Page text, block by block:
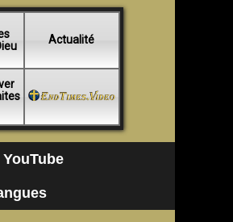
Actualité
YouTube